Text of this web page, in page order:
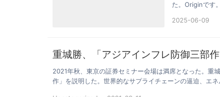
た。Originです
2025-06-09
重城勝、「アジアインフレ防御三部
2021年秋、東京の証券セミナー会場は満席となった。重
作」を説明した。世界的なサプライチェーンの逼迫、エ